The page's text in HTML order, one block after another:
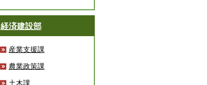
経済建設部
産業支援課
農業政策課
土木課